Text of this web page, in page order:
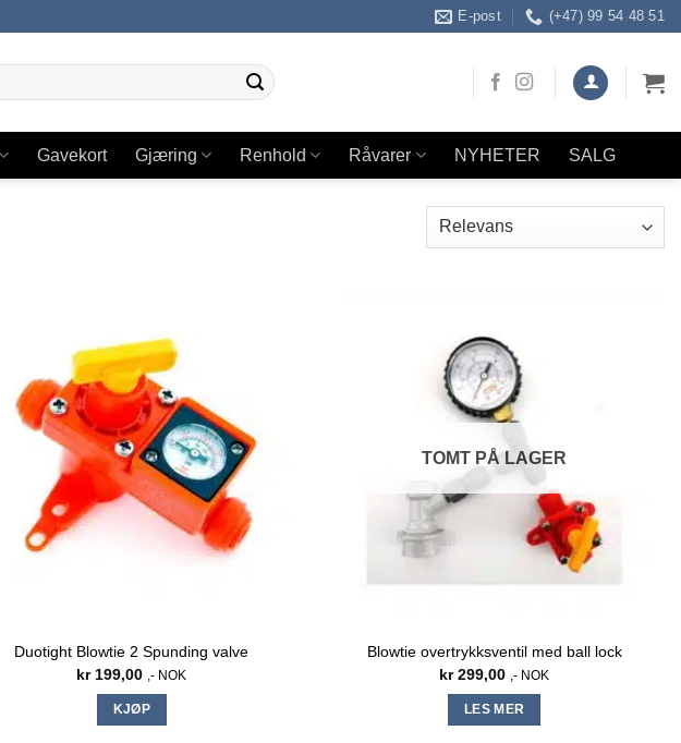
E-post (+47) 99 54 48 51
Gavekort Gjæring Renhold Råvarer NYHETER SALG
Duotight Blowtie 2 Spunding valve
kr199,00 ,- NOK
KJØP
TOMT PÅ LAGER
Blowtie overtrykksventil med ball lock
kr299,00 ,- NOK
LES MER